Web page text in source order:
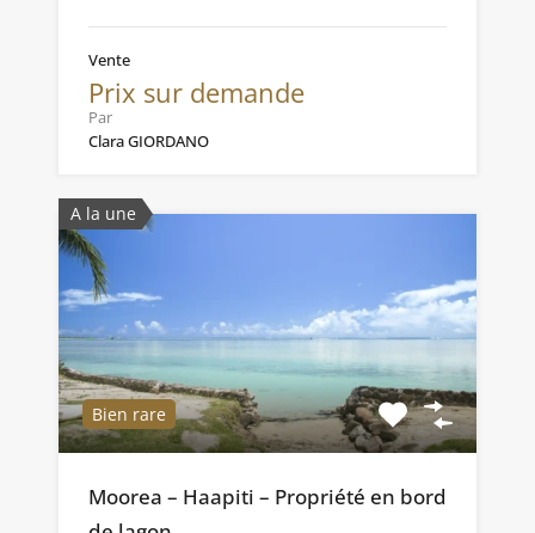
Vente
Prix sur demande
Par
Clara GIORDANO
A la une
Bien rare
Moorea – Haapiti – Propriété en bord